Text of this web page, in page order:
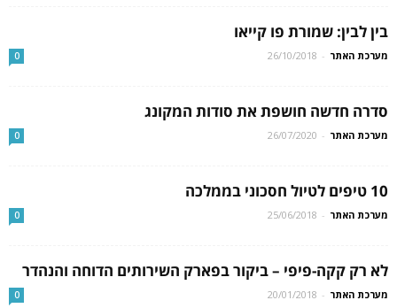
בין לבין: שמורת פו קייאו
מערכת האתר -
26/10/2018
0
סדרה חדשה חושפת את סודות המקונג
מערכת האתר -
26/07/2020
0
10 טיפים לטיול חסכוני בממלכה
מערכת האתר -
25/06/2018
0
לא רק קקה-פיפי – ביקור בפארק השירותים הדוחה והנהדר
מערכת האתר -
20/01/2018
0